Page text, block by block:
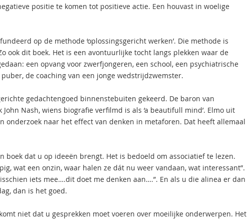
positie te komen tot positieve actie. Een houvast in woelige
op de methode ‘oplossingsgericht werken’. Die methode is
ook dit boek. Het is een avontuurlijke tocht langs plekken waar de
een opvang voor zwerfjongeren, een school, een psychiatrische
de coaching van een jonge wedstrijdzwemster.
gedachtengoed binnenstebuiten gekeerd. De baron van
Nash, wiens biografie verfilmd is als ‘a beautifull mind’. Elmo uit
onderzoek naar het effect van denken in metaforen. Dat heeft allemaal
boek dat u op ideeën brengt. Het is bedoeld om associatief te lezen.
wat een onzin, waar halen ze dát nu weer vandaan, wat interessant”.
iets mee….dit doet me denken aan….”. En als u die alinea er dan
dan is het goed.
niet dat u gesprekken moet voeren over moeilijke onderwerpen. Het